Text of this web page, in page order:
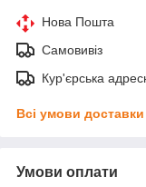
Нова Пошта
Самовивіз
Кур'єрська
Всі умови доставки
Умови оплати